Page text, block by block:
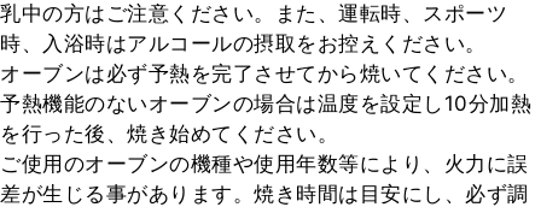
乳中の方はご注意ください。また、運転時、スポーツ
時、入浴時はアルコールの摂取をお控えください。
オーブンは必ず予熱を完了させてから焼いてください。
予熱機能のないオーブンの場合は温度を設定し10分加熱
を行った後、焼き始めてください。
ご使用のオーブンの機種や使用年数等により、火力に誤
差が生じる事があります。焼き時間は目安にし、必ず調